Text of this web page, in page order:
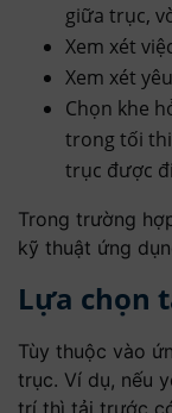
giữa trục,
Xem xét
Xem xét
Chọn khe
trong tối
trục được
Trong trường
kỹ thuật ứng
Lựa chọn
Tùy thuộc vào
trục. Ví dụ, nếu